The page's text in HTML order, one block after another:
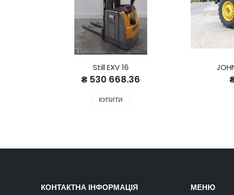
Still EXV 16
₴ 530 668.36
КУПИТИ
КОНТАКТНА ІНФОРМАЦІЯ МЕНЮ